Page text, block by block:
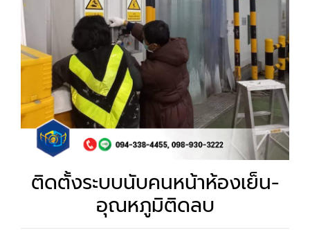
ติดตั้งระบบนับคนหน้าห้องเย็น-
อุณหภูมิติดลบ